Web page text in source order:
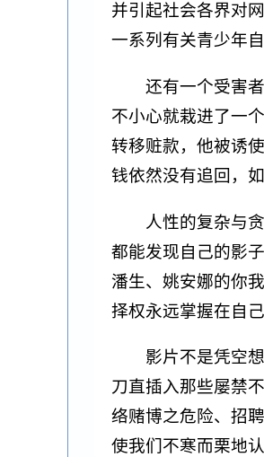
并引起社会各界对
一系列有关青少年
还有一个受害
不小心就栽进了一
转移赃款，他被诱
钱依然没有追回，
人性的复杂与
都能发现自己的影
潘生、姚安娜的你
择权永远掌握在自
影片不是凭空
刀直插入那些屡禁
络赌博之危险、招
使我们不寒而栗地